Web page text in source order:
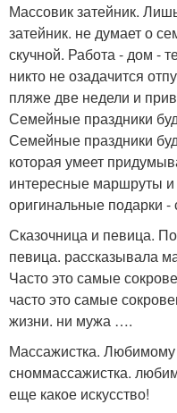
Массовик затейник.
затейник. не думает о
скучной. Работа - дом -
никто не озадачится
пляже две недели и
Семейные праздники
Семейные праздники
которая умеет
интересные маршруты и
оригинальные подарки -
Сказочница и певица.
певица. рассказывала
Часто это самые
часто это самые
жизни. ни мужа ….
Массажистка.
сноммассажистка.
еще какое искусство!